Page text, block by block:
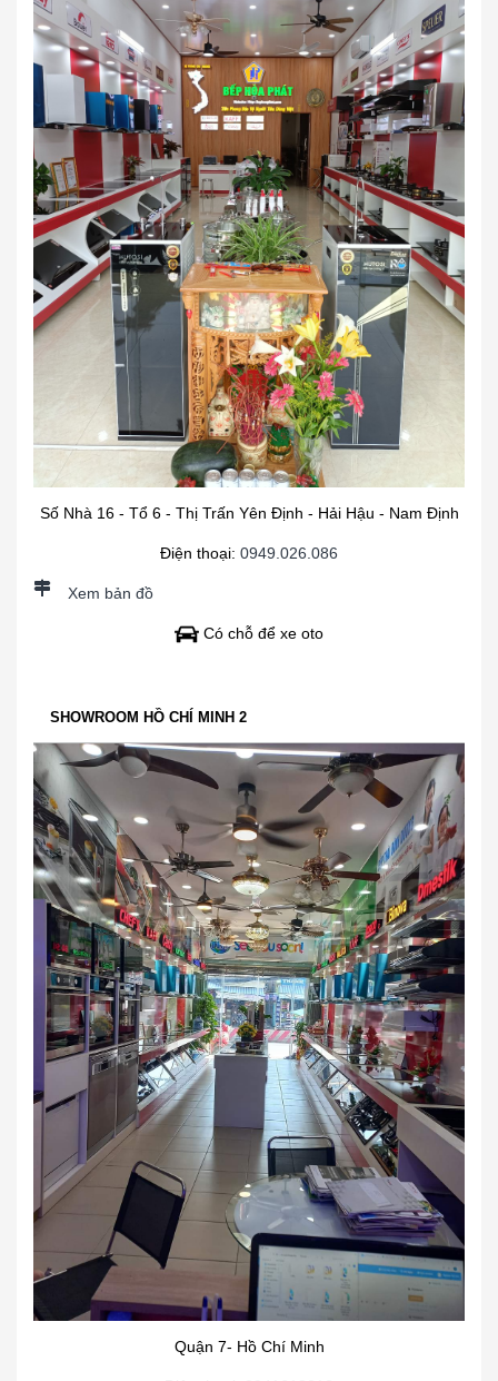
Số Nhà 16 - Tổ 6 - Thị Trấn Yên Định - Hải Hậu - Nam Định
Điện thoại: 0949.026.086
Xem bản đồ
Có chỗ để xe oto
SHOWROOM HỒ CHÍ MINH 2
Quận 7- Hồ Chí Minh